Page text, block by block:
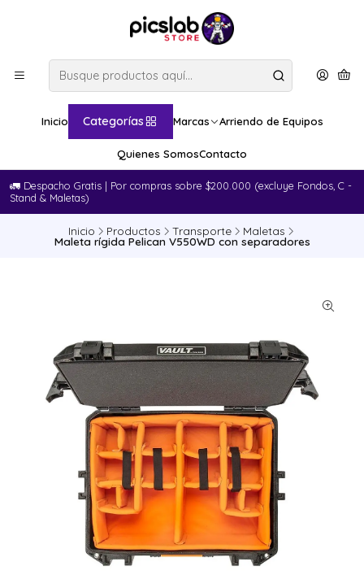
Inicio Categorías Marcas Arriendo de Equipos
Quienes SomosContacto
🚛​ Despacho Gratis | Por compras sobre $200.000 (excluye Fondos, C -
Stand & Maletas)
Inicio Productos Transporte Maletas
Maleta rígida Pelican V550WD con separadores